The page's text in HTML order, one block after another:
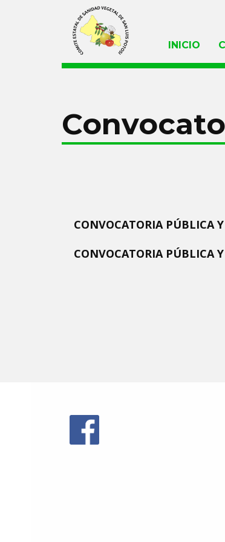
INICIO
CONVOCATORIA PÚBLICA
CONVOCATORIA PÚBLICA